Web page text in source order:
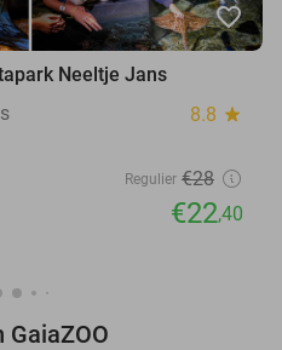
favorite_border
Neeltje Jans
8.8 star
Regulier €28
€22,40
GaiaZOO